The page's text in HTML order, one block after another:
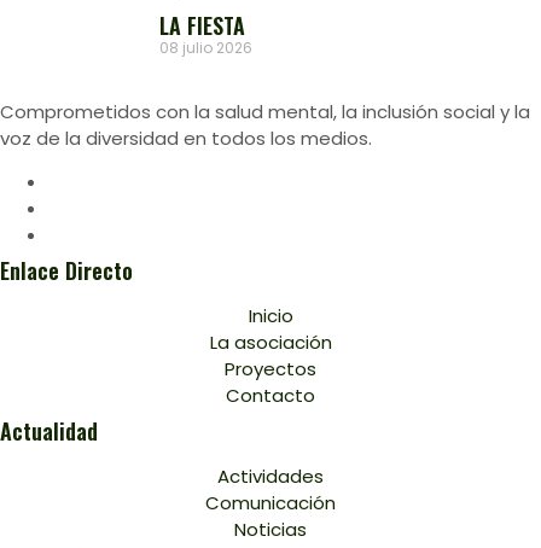
LA FIESTA
08 julio 2026
Comprometidos con la salud mental, la inclusión social y la
voz de la diversidad en todos los medios.
Enlace Directo
Inicio
La asociación
Proyectos
Contacto
Actualidad
Actividades
Comunicación
Noticias